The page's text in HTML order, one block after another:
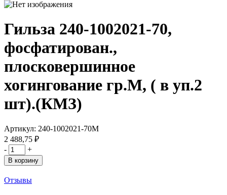
Гильза 240-1002021-70,
фосфатирован.,
плосковершинное
хогингование гр.М, ( в уп.2
шт).(КМЗ)
Артикул: 240-1002021-70М
2 488,75 ₽
-
+
В корзину
Отзывы